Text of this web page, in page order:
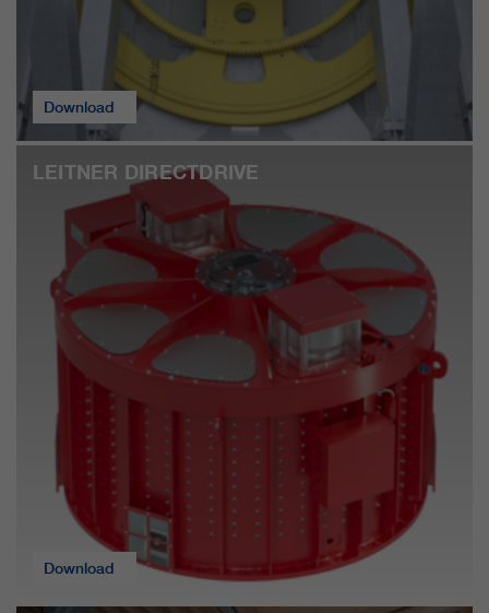
Download
LEITNER DIRECTDRIVE
Download